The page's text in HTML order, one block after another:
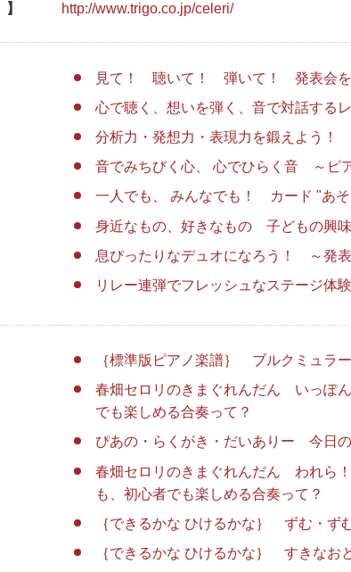
http://www.trigo.co.jp/celeri/
見て！ 聴いて！ 弾いて！ 発表会を
心で聴く、想いを弾く、音で対話す
分析力・発想力・表現力を鍛えよう！
音でみちびく心、 心でひらく音 ～ピ
一人でも、 みんなでも！ カード "あそ
身近なもの、好きなもの 子どもの興味
息ぴったりなデュオになろう！ ～発
リレー連弾でフレッシュなステージ体
｛標準版ピアノ楽譜｝ ブルクミュ
春畑セロリのきまぐれんだん いっぽ
でも楽しめる合奏って？
ぴあの・らくがき・だいありー 今日
春畑セロリのきまぐれんだん われら
も、初心者でも楽しめる合奏って？
｛できるかな ひけるかな｝ ずむ・
｛できるかな ひけるかな｝ すきな